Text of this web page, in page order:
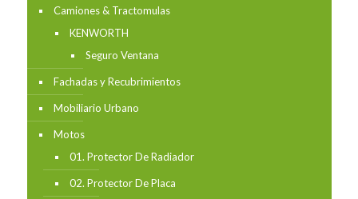
Camiones & Tractomulas
KENWORTH
Seguro Ventana
Fachadas y Recubrimientos
Mobiliario Urbano
Motos
01. Protector De Radiador
02. Protector De Placa